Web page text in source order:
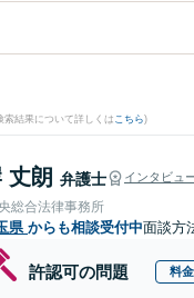
索結果について詳しくは こちら)
丈朗 弁護士 インタビュ
総合法律事務所
県からも相談受付中面談方
許認可の問題 料